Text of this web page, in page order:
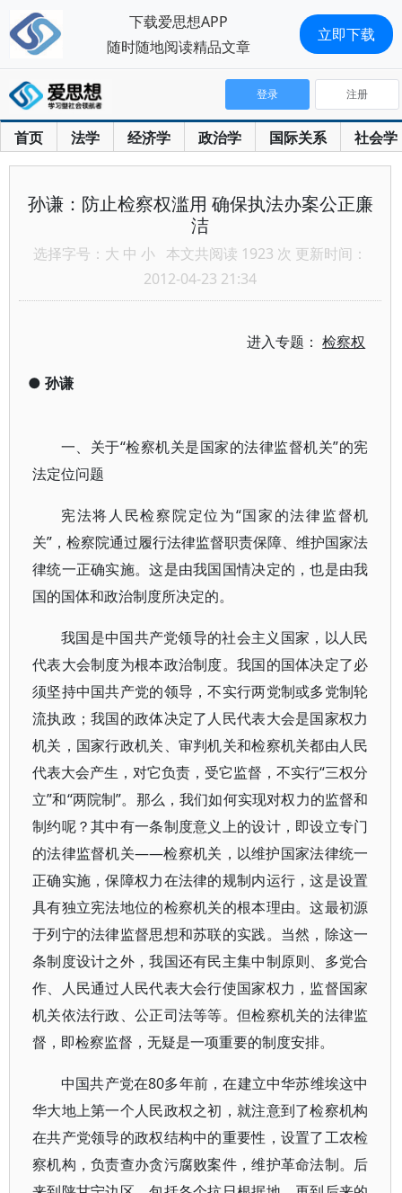
首页 法学 经济学 政治学 国际关系 社会学
登录 注册
孙谦：防止检察权滥用 确保执法办案公正廉
洁
选择字号： 大 中 小 本文共阅读 1923 次 更新时间：
2012-04-23 21:34
进入专题：检察权
● 孙谦
一、关于“检察机关是国家的法律监督机关”的宪
法定位问题
宪法将人民检察院定位为“国家的法律监督机
关”，检察院通过履行法律监督职责保障、维护国家法
律统一正确实施。这是由我国国情决定的，也是由我
国的国体和政治制度所决定的。
我国是中国共产党领导的社会主义国家，以人民
代表大会制度为根本政治制度。我国的国体决定了必
须坚持中国共产党的领导，不实行两党制或多党制轮
流执政；我国的政体决定了人民代表大会是国家权力
机关，国家行政机关、审判机关和检察机关都由人民
代表大会产生，对它负责，受它监督，不实行“三权分
立”和“两院制”。那么，我们如何实现对权力的监督和
制约呢？其中有一条制度意义上的设计，即设立专门
的法律监督机关——检察机关，以维护国家法律统一
正确实施，保障权力在法律的规制内运行，这是设置
具有独立宪法地位的检察机关的根本理由。这最初源
于列宁的法律监督思想和苏联的实践。当然，除这一
条制度设计之外，我国还有民主集中制原则、多党合
作、人民通过人民代表大会行使国家权力，监督国家
机关依法行政、公正司法等等。但检察机关的法律监
督，即检察监督，无疑是一项重要的制度安排。
中国共产党在80多年前，在建立中华苏维埃这中
华大地上第一个人民政权之初，就注意到了检察机构
在共产党领导的政权结构中的重要性，设置了工农检
察机构，负责查办贪污腐败案件，维护革命法制。后
下载爱思想APP
随时随地阅读精品文章
立即下载